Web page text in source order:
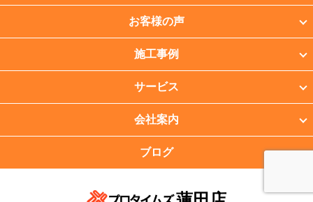
お客様の声
施工事例
サービス
会社案内
ブログ